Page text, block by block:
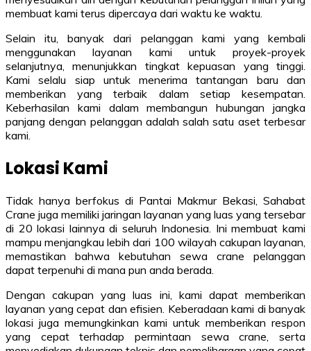
membuat kami terus dipercaya dari waktu ke waktu.
Selain itu, banyak dari pelanggan kami yang kembali
menggunakan layanan kami untuk proyek-proyek
selanjutnya, menunjukkan tingkat kepuasan yang tinggi.
Kami selalu siap untuk menerima tantangan baru dan
memberikan yang terbaik dalam setiap kesempatan.
Keberhasilan kami dalam membangun hubungan jangka
panjang dengan pelanggan adalah salah satu aset terbesar
kami.
Lokasi Kami
Tidak hanya berfokus di Pantai Makmur Bekasi, Sahabat
Crane juga memiliki jaringan layanan yang luas yang tersebar
di 20 lokasi lainnya di seluruh Indonesia. Ini membuat kami
mampu menjangkau lebih dari 100 wilayah cakupan layanan,
memastikan bahwa kebutuhan sewa crane pelanggan
dapat terpenuhi di mana pun anda berada.
Dengan cakupan yang luas ini, kami dapat memberikan
layanan yang cepat dan efisien. Keberadaan kami di banyak
lokasi juga memungkinkan kami untuk memberikan respon
yang cepat terhadap permintaan sewa crane, serta